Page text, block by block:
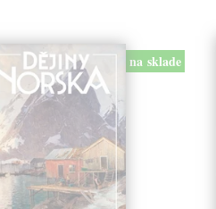
na sklade